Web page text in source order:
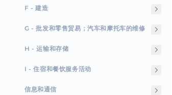
F - 建造
G - 批发和零售贸易；汽车和摩托车的维修
H - 运输和存储
I - 住宿和餐饮服务活动
信息和通信